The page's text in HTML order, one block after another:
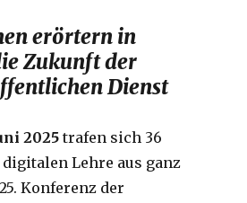
erörtern in
Zukunft der
Dienst
2025 trafen sich 36
Lehre aus ganz
Konferenz der